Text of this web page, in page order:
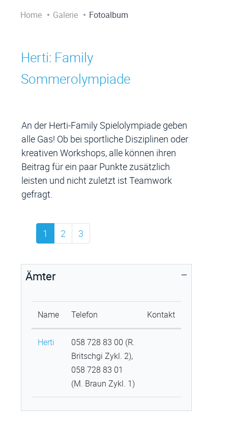
Home Galerie Fotoalbum
Herti: Family
Sommerolympiade
An der Herti-Family Spielolympiade geben
alle Gas! Ob bei sportliche Disziplinen oder
kreativen Workshops, alle können ihren
Beitrag für ein paar Punkte zusätzlich
leisten und nicht zuletzt ist Teamwork
gefragt.
1 2 3
Zugehörige Objekte
Ämter
Name Telefon Kontakt
Herti
058 728 83 00 (R.
Britschgi Zykl. 2),
058 728 83 01
(M. Braun Zykl. 1)